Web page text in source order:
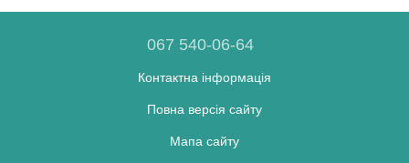
067 540-06-64
Контактна інформація
Повна версія сайту
Мапа сайту